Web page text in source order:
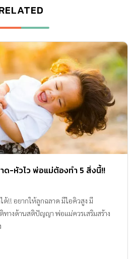
ด-หัวไว พ่อแม่ต้องทำ 5 สิ่งนี้!!
ด้!! อยากให้ลูกฉลาด มีไอคิวสูง มี
ทางด้านสติปัญญา พ่อแม่ควรเสริมสร้าง